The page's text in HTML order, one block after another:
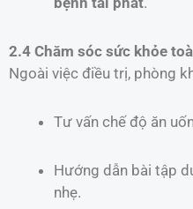
2.4 Chăm sóc sức khỏe
Ngoài việc điều trị, phòng
Tư vấn chế độ ăn
Hướng dẫn bài tập
nhẹ.